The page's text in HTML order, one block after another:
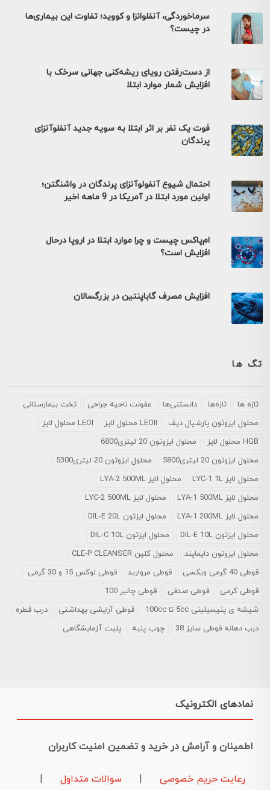
سرماخوردگی، آنفلوانزا و کووید؛ تفاوت این بیماری‌ها
در چیست؟
از دست‌رفتن رویای ریشه‌کنی جهانی سرخک با
افزایش شمار موارد ابتلا
فوت یک نفر بر اثر ابتلا به سویه جدید آنفلوآنزای
پرندگان
احتمال شیوع آنفولوآنزای پرندگان در واشنگتن؛
اولین مورد ابتلا در آمریکا در 9 ماهه اخیر
ام‌پاکس چیست و چرا موارد ابتلا در اروپا درحال
افزایش است؟
افزایش مصرف گاباپنتین در بزرگسالان
تگ ها
تازه ها تازه‌ها دانستنی‌ها عفونت ناحیه جراحی
تخت بیمارستانی
محلول ايزوتون پارشيال ديف
LEOII محلول لایز
LEOI محلول لایز
HGB محلول لایز
محلول ایزوتون 20 لیتری6800
محلول ایزوتون 20 لیتری5800
محلول ایزوتون 20 لیتری5300
محلول لایز LYC-1 1L
محلول لایز LYA-2 500ML
محلول لایز LYA-1 500ML
محلول لایز LYC-2 500ML
محلول لایز LYA-1 200ML
محلول ایزتون DIL-E 20L
محلول ایزتون DIL-E 10L
محلول ایزتون DIL-C 10L
محلول ایزوتون دایمایند
محلول کلین CLE-P CLEANSER
قوطی 40 گرمی ویکسی
قوطی مروارید
قوطی لوکس 15 و 30 گرمی
قوطی کرمی
قوطی صدفی
قوطی چالیر 100
شیشه ی پنیسیلینی 5cc تا 100cc
قوطی آرایشی بهداشتی
درب قطره
درب دهانه قوطی سایز 38
چوب پنبه پلیت آزمایشگاهی
نمادهای الکترونیک
اطمینان و آرامش در خرید و تضمین امنیت کاربران
رعایت حریم خصوصی سوالات متداول